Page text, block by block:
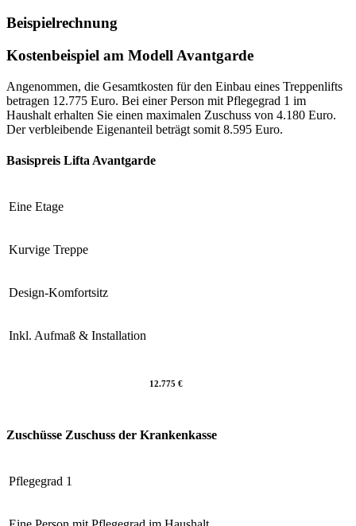
Beispielrechnung
Kostenbeispiel am Modell Avantgarde
Angenommen, die Gesamtkosten für den Einbau eines Treppenlifts
betragen 12.775 Euro. Bei einer Person mit Pflegegrad 1 im
Haushalt erhalten Sie einen maximalen Zuschuss von 4.180 Euro.
Der verbleibende Eigenanteil beträgt somit 8.595 Euro.
Basispreis Lifta Avantgarde
Eine Etage
Kurvige Treppe
Design-Komfortsitz
Inkl. Aufmaß & Installation
12.775 €
Zuschüsse Zuschuss der Krankenkasse
Pflegegrad 1